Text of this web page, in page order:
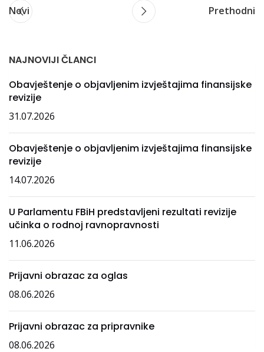
Novi Prethodni
NAJNOVIJI ČLANCI
Obavještenje o objavljenim izvještajima finansijske
revizije
31.07.2026
Obavještenje o objavljenim izvještajima finansijske
revizije
14.07.2026
U Parlamentu FBiH predstavljeni rezultati revizije
učinka o rodnoj ravnopravnosti
11.06.2026
Prijavni obrazac za oglas
08.06.2026
Prijavni obrazac za pripravnike
08.06.2026